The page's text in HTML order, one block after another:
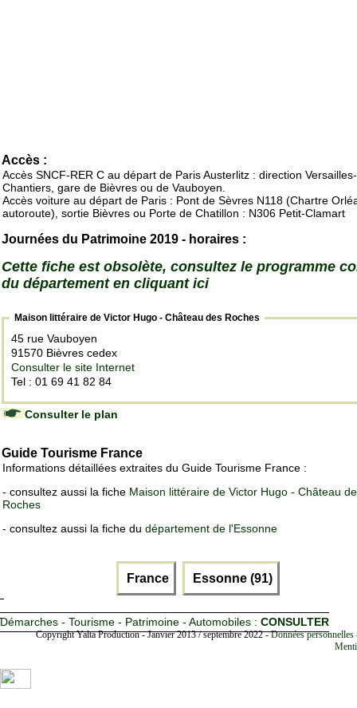
Accès :
Accès SNCF-RER C au départ de Paris Austerlitz : direction Versailles-
Chantiers, gare de Bièvres ou de Vauboyen.
Accès voiture au départ de Paris : Pont de Sèvres N118 (Chartre
autoroute), sortie Bièvres ou Porte de Chatillon : N306 Petit-Clamart
Journées du Patrimoine 2019 - horaires :
Cette fiche est obsolète, consultez le programme
du département en cliquant ici
Maison littéraire de Victor Hugo - Château des Roches
45 rue Vauboyen
91570 Bièvres cedex
Consulter le site Internet
Tel : 01 69 41 82 84
Consulter le plan
Guide Tourisme France
Informations détaillées extraites du Guide Tourisme France :
- consultez aussi la fiche Maison littéraire de Victor Hugo - Château
Roches
- consultez aussi la fiche du département de l'Essonne
France Essonne (91)
Démarches - Tourisme - Patrimoine - Automobiles : CONSULTER
Copyright Yalta Production - Janvier 2013 / septembre 2022 -Données